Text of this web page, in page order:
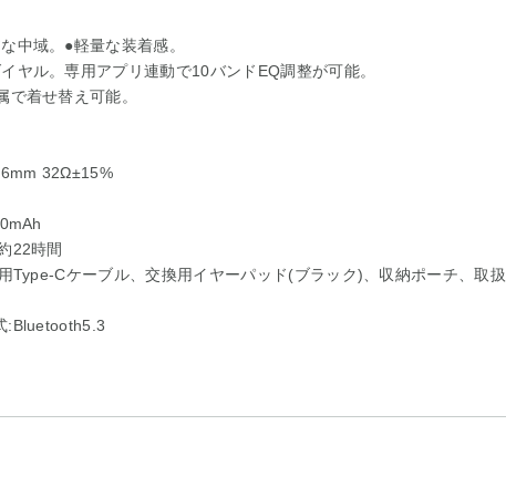
中域。●軽量な装着感。
ヤル。専用アプリ連動で10バンドEQ調整が可能。
で着せ替え可能。
32Ω±15%
22時間
Type-Cケーブル、交換用イヤーパッド(ブラック)、収納ポーチ、取扱
:Bluetooth5.3